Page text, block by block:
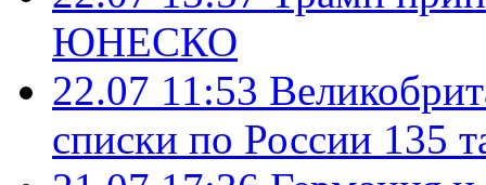
ЮНЕСКО
22.07 11:53
списки по России 135